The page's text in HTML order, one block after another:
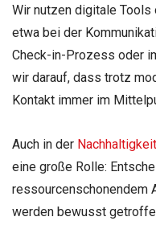
Wir nutzen digitale
etwa bei der
Check-in-Prozess oder
wir darauf, dass trotz
Kontakt immer im
Auch in der Nachhaltigkeit
eine große Rolle:
ressourcenschonendem
werden bewusst